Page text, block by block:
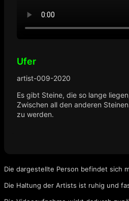
Ufer
artist-009-2020
Es gibt Steine, die so lange
Zwischen all den anderen
zu werden.
Die dargestellte Person befindet sich
Die Haltung der Artists ist ruhig und